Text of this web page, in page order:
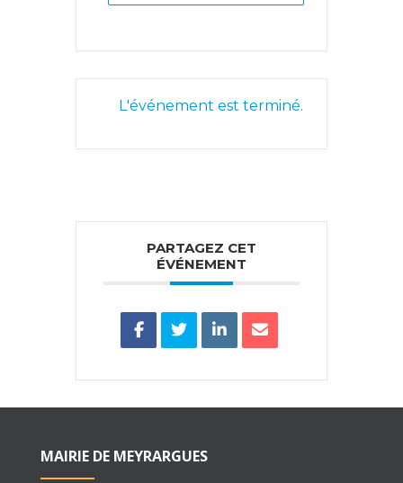
L'événement est terminé.
PARTAGEZ CET
ÉVÉNEMENT
MAIRIE DE MEYRARGUES